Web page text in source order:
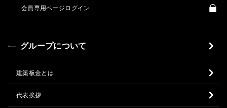
会員専用ページログイン
グループについて
建築板金とは
代表挨拶